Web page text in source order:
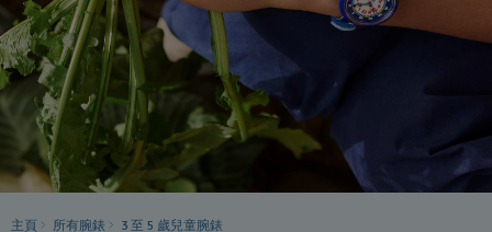
主頁 所有腕錶 3 至 5 歲兒童腕錶